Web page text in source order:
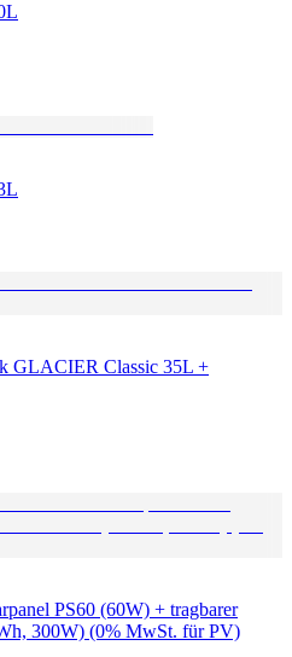
GLACIER Classic 35L +
PS60 (60W) + tragbarer
300W) (0% MwSt. für PV)